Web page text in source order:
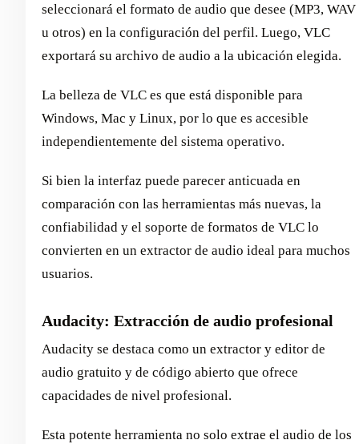
seleccionará el formato de audio que desee (MP3, WAV
u otros) en la configuración del perfil. Luego, VLC
exportará su archivo de audio a la ubicación elegida.
La belleza de VLC es que está disponible para
Windows, Mac y Linux, por lo que es accesible
independientemente del sistema operativo.
Si bien la interfaz puede parecer anticuada en
comparación con las herramientas más nuevas, la
confiabilidad y el soporte de formatos de VLC lo
convierten en un extractor de audio ideal para muchos
usuarios.
Audacity: Extracción de audio profesional
Audacity se destaca como un extractor y editor de
audio gratuito y de código abierto que ofrece
capacidades de nivel profesional.
Esta potente herramienta no solo extrae el audio de los